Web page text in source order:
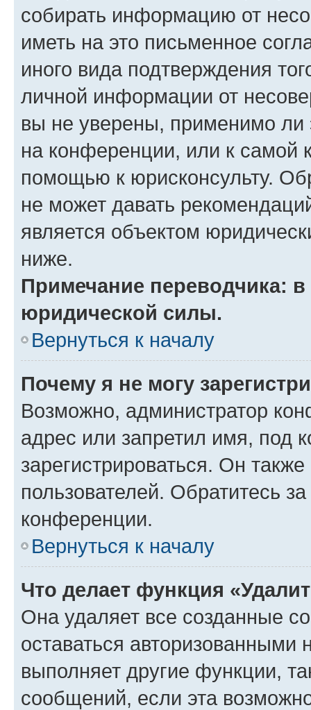
собирать информацию от
иметь на это письменное
иного вида подтверждения
личной информации от
вы не уверены, применимо ли
на конференции, или к самой
помощью к юрисконсульту.
не может давать
является объектом
ниже.
Примечание переводчика:
юридической силы.
Вернуться к началу
Почему я не могу
Возможно, администратор
адрес или запретил имя, под
зарегистрироваться. Он
пользователей. Обратитесь
конференции.
Вернуться к началу
Что делает функция
Она удаляет все созданные
оставаться авторизованными
выполняет другие функции,
сообщений, если эта